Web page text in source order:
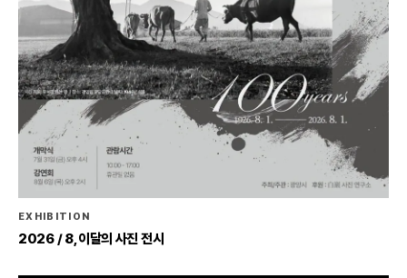
EXHIBITION
2026 / 8, 이달의 사진 전시